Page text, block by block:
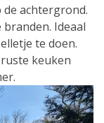
achtergrond.
Ideaal
te doen.
keuken